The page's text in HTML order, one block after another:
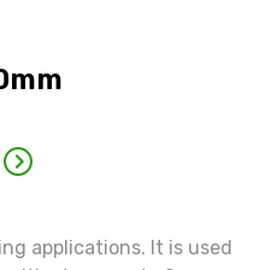
array offset on false in
applications. It is used